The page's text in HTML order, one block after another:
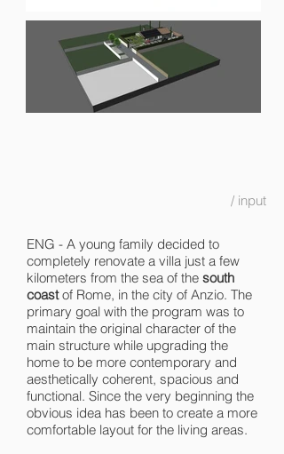
/ input
ENG - A young family decided to
completely renovate a villa just a few
kilometers from the sea of the south
coastof Rome, in the city of Anzio. The
primary goal with the program was to
maintain the original character of the
main structure while upgrading the
home to be more contemporary and
aesthetically coherent, spacious and
functional. Since the very beginning the
obvious idea has been to create a more
comfortable layout for the living areas.